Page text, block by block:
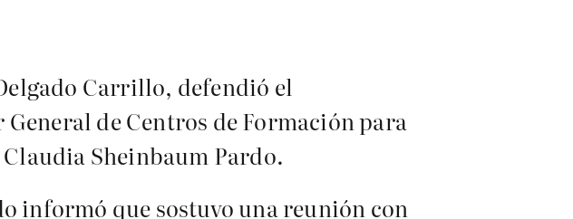
Carrillo, defendió el
de Centros de Formación para
Sheinbaum Pardo.
informó que sostuvo una reunión con